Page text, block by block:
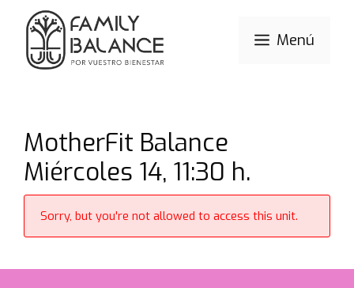
Saltar
contenido
Menú
MotherFit Balance
Miércoles 14, 11:30 h.
Sorry, but you're not allowed to access this unit.